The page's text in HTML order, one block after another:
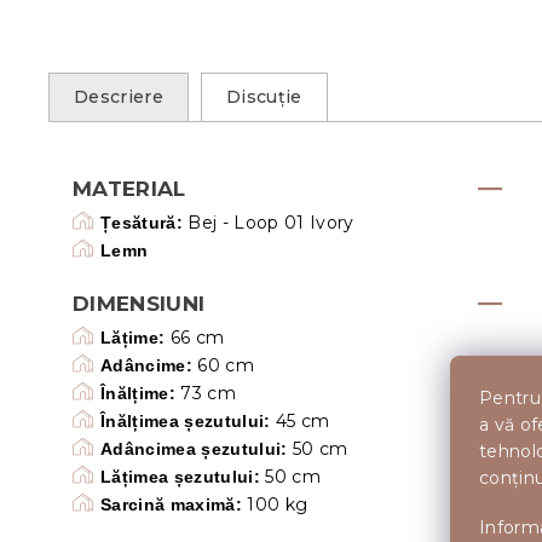
a vă
Descriere Discuţie
MATERIAL
Țesătură: Bej - Loop 01 Ivory
Lemn
DIMENSIUNI
Lățime: 66 cm
Adâncime: 60 cm
Înălțime: 73 cm
Înălțimea șezutului: 45 cm
Adâncimea șezutului: 50 cm
Lățimea șezutului: 50 cm
Sarcină maximă: 100 kg